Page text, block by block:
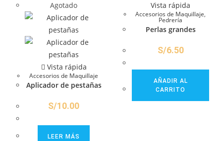
Agotado
Vista rápida
Accesorios de Maquillaje
Aplicador de pestañas
S/10.00
LEER MÁS
Vista rápida
Accesorios de Maquillaje,
Pedrería
Perlas grandes
S/6.50
AÑADIR AL
CARRITO